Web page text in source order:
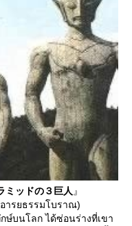
ミッドの３巨人 』
ารยธรรมโบราณ)
ษ์บนโลก ได้ซ่อนร่างที่เขา